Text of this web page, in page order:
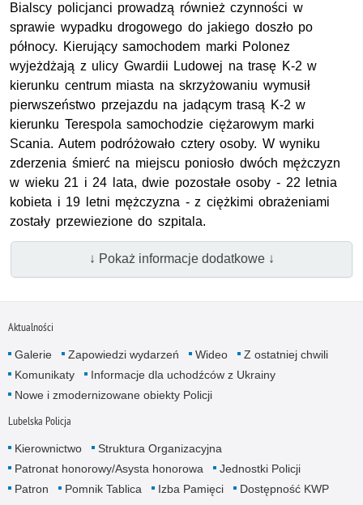
Bialscy policjanci prowadzą również czynności w
sprawie wypadku drogowego do jakiego doszło po
północy. Kierujący samochodem marki Polonez
wyjeżdżają z ulicy Gwardii Ludowej na trasę K-2 w
kierunku centrum miasta na skrzyżowaniu wymusił
pierwszeństwo przejazdu na jadącym trasą K-2 w
kierunku Terespola samochodzie ciężarowym marki
Scania. Autem podróżowało cztery osoby. W wyniku
zderzenia śmierć na miejscu poniosło dwóch mężczyzn
w wieku 21 i 24 lata, dwie pozostałe osoby - 22 letnia
kobieta i 19 letni mężczyzna - z ciężkimi obrażeniami
zostały przewiezione do szpitala.
↓ Pokaż informacje dodatkowe ↓
Aktualności
Galerie Zapowiedzi wydarzeń Wideo
Z ostatniej chwili
Komunikaty
Informacje dla uchodźców z Ukrainy
Nowe i zmodernizowane obiekty Policji
Lubelska Policja
Kierownictwo
Struktura Organizacyjna
Patronat honorowy/Asysta honorowa
Jednostki Policji
Patron
Pomnik Tablica Izba Pamięci Dostępność KWP